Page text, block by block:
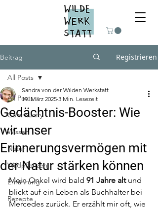
Beitrag Registrieren
All Posts
Community
Wissen
Natur
Wildpflanzen
Ernährung
Rezepte
All Posts
Gedächtnis-Booster: Wie
wir unser
Erinnerungsvermögen mit
der Natur stärken können
Sandra von der Wilden Werkstatt
19. März 2025 3 Min. Lesezeit
Mein Onkel wird bald 91 Jahre alt und
blickt auf ein Leben als Buchhalter bei
Mercedes zurück. Er erzählt mir oft, wie